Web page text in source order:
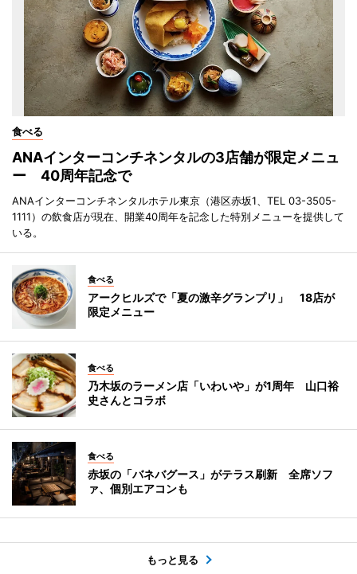
食べる
ANAインターコンチネンタルの3店舗が限定メニュ
ー 40周年記念で
ANAインターコンチネンタルホテル東京（港区赤坂1、TEL 03-3505-
1111）の飲食店が現在、開業40周年を記念した特別メニューを提供して
いる。
食べる
アークヒルズで「夏の激辛グランプリ」 18店が
限定メニュー
食べる
乃木坂のラーメン店「いわいや」が1周年 山口裕
史さんとコラボ
食べる
赤坂の「バネバグース」がテラス刷新 全席ソフ
ァ、個別エアコンも
もっと見る